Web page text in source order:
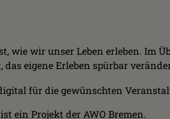
wie wir unser Leben erleben. Im
eigene Erleben spürbar
für die gewünschten
ist ein Projekt der AWO Bremen.